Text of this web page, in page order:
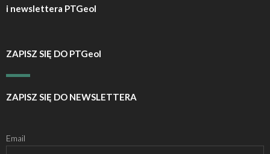
i newslettera PTGeol
ZAPISZ SIĘ DO PTGeol
ZAPISZ SIĘ DO NEWSLETTERA
Email